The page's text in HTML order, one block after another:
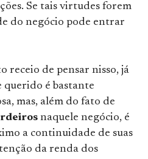
Se tais virtudes forem
do negócio pode entrar
receio de pensar nisso, já
querido é bastante
mas, além do fato de
naquele negócio, é
a continuidade de suas
da renda dos